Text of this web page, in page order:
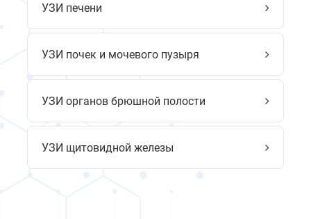
УЗИ печени
УЗИ почек и мочевого пузыря
УЗИ органов брюшной полости
УЗИ щитовидной железы